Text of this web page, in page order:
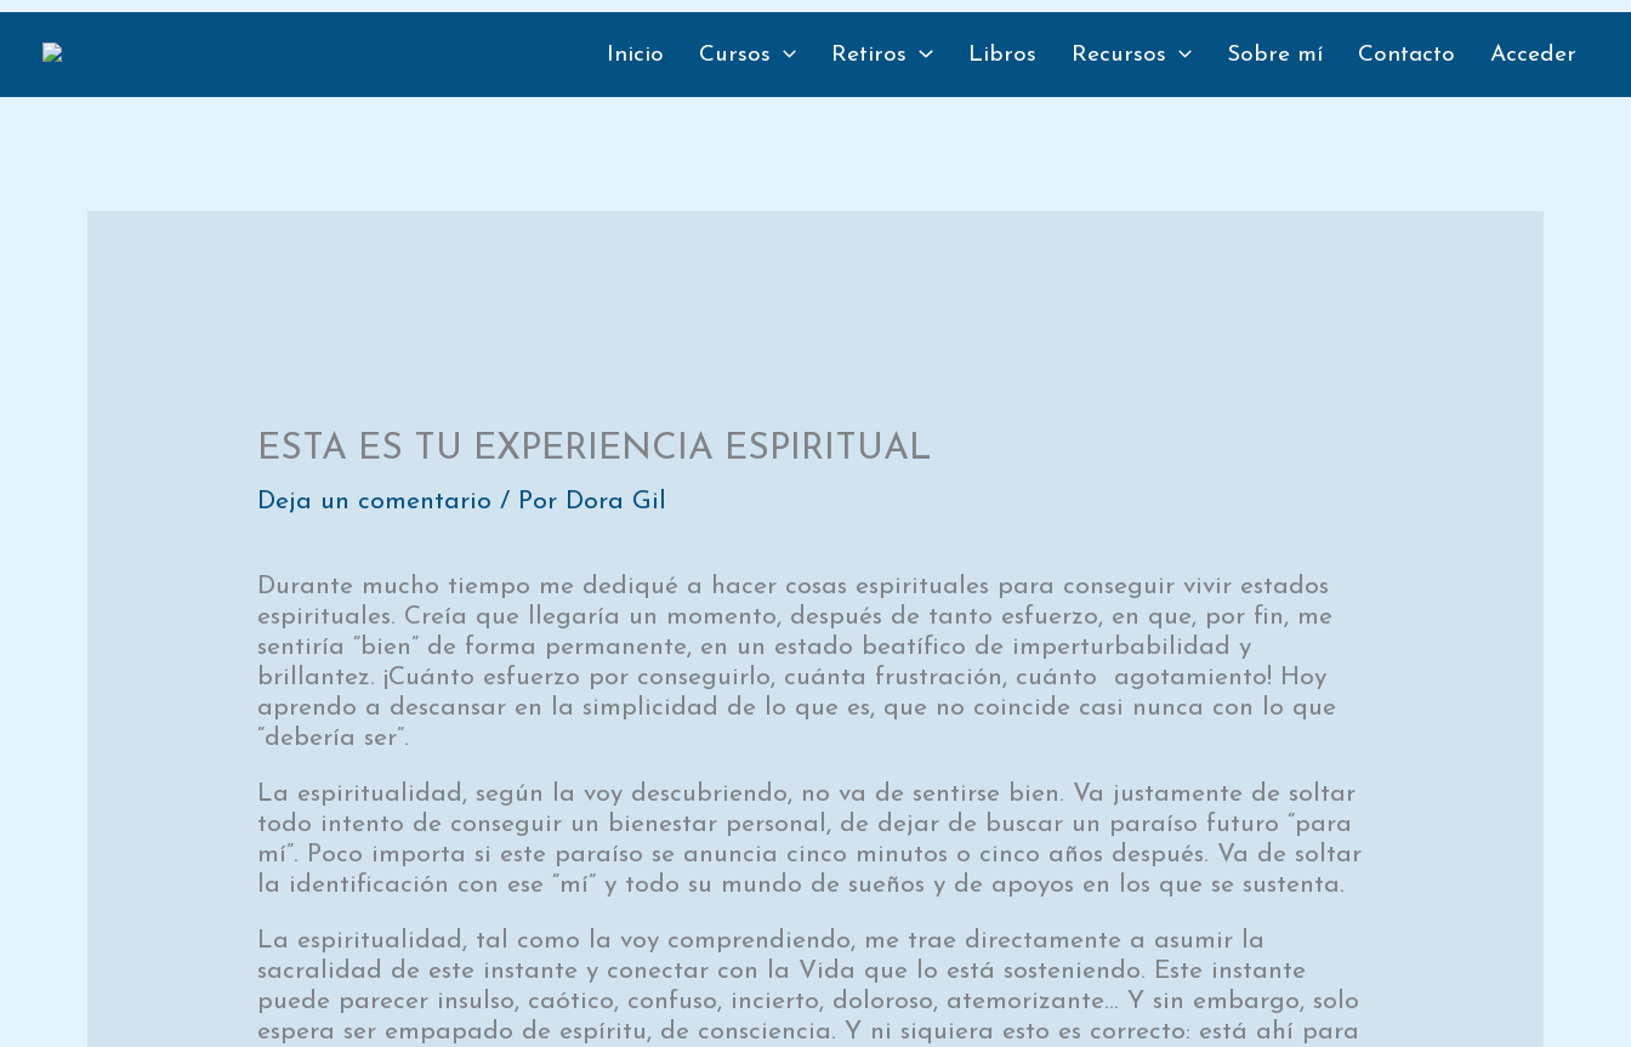
Inicio Cursos Retiros Libros Recursos Sobre mí Contacto Acceder
ESTA ES TU EXPERIENCIA ESPIRITUAL
Deja un comentario / Por Dora Gil
Durante mucho tiempo me dediqué a hacer cosas espirituales para conseguir vivir estados
espirituales. Creía que llegaría un momento, después de tanto esfuerzo, en que, por fin, me
sentiría “bien” de forma permanente, en un estado beatífico de imperturbabilidad y
brillantez. ¡Cuánto esfuerzo por conseguirlo, cuánta frustración, cuánto agotamiento! Hoy
aprendo a descansar en la simplicidad de lo que es, que no coincide casi nunca con lo que
“debería ser”.
La espiritualidad, según la voy descubriendo, no va de sentirse bien. Va justamente de soltar
todo intento de conseguir un bienestar personal, de dejar de buscar un paraíso futuro “para
mí”. Poco importa si este paraíso se anuncia cinco minutos o cinco años después. Va de soltar
la identificación con ese “mí” y todo su mundo de sueños y de apoyos en los que se sustenta.
La espiritualidad, tal como la voy comprendiendo, me trae directamente a asumir la
sacralidad de este instante y conectar con la Vida que lo está sosteniendo. Este instante
puede parecer insulso, caótico, confuso, incierto, doloroso, atemorizante… Y sin embargo, solo
espera ser empapado de espíritu, de consciencia. Y ni siquiera esto es correcto: está ahí para
en
en
en